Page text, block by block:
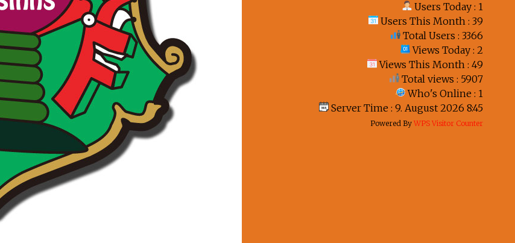
Users Today : 1
Users This Month : 39
Total Users : 3366
Views Today : 2
Views This Month : 49
Total views : 5907
Who's Online : 1
Server Time : 9. August 2026 8:45
Powered By WPS Visitor Counter